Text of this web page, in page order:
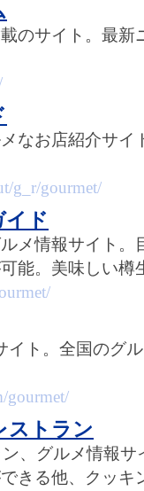
のサイト。最新
なお店紹介サ
g_r/gourmet/
ド
メ情報サイト。
能。美味しい樽
イト。全国のグ
gourmet/
トラン
、グルメ情報
きる他、クッ